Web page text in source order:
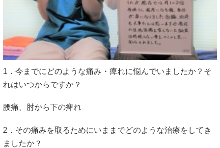
1．今までにどのような痛み・痺れに悩んでいましたか？そ
れはいつからですか？
腰痛、肘から下の痺れ
2．その痛みを取るためにいままでどのような治療をしてき
ましたか？